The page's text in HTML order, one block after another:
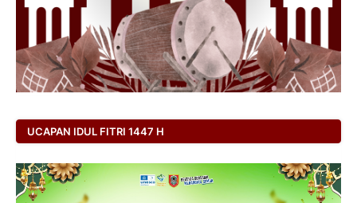
UCAPAN IDUL FITRI 1447 H